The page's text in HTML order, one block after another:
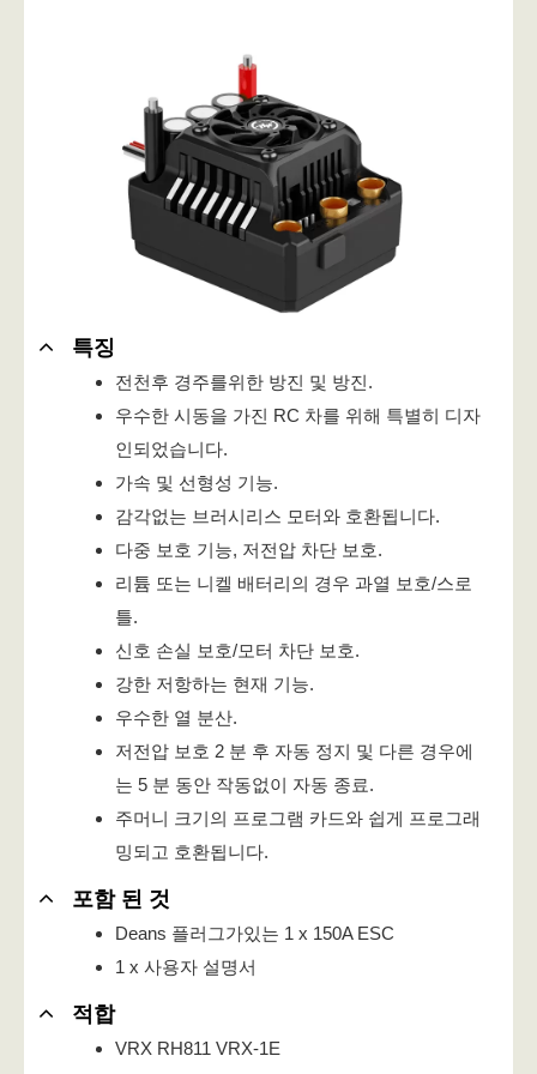
특징
전천후 경주를위한 방진 및 방진.
우수한 시동을 가진 RC 차를 위해 특별히 디자
인되었습니다.
가속 및 선형성 기능.
감각없는 브러시리스 모터와 호환됩니다.
다중 보호 기능, 저전압 차단 보호.
리튬 또는 니켈 배터리의 경우 과열 보호/스로
틀.
신호 손실 보호/모터 차단 보호.
강한 저항하는 현재 기능.
우수한 열 분산.
저전압 보호 2 분 후 자동 정지 및 다른 경우에
는 5 분 동안 작동없이 자동 종료.
주머니 크기의 프로그램 카드와 쉽게 프로그래
밍되고 호환됩니다.
포함 된 것
Deans 플러그가있는 1 x 150A ESC
1 x 사용자 설명서
적합
VRX RH811 VRX-1E